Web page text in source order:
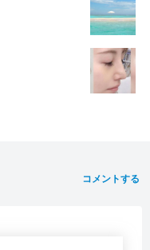
コメントする